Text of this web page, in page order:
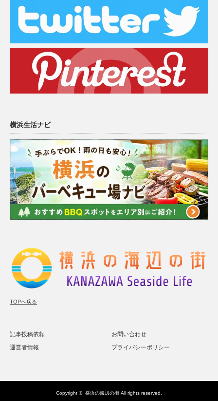
横浜生活ナビ
TOPへ戻る
記事投稿依頼
お問い合わせ
運営者情報
プライバシーポリシー
Copyright © 横浜の海辺の街 All rights reserved.